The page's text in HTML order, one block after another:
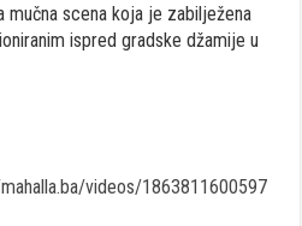
scena koja je zabilježena
ispred gradske džamije u
videos/1863811600597